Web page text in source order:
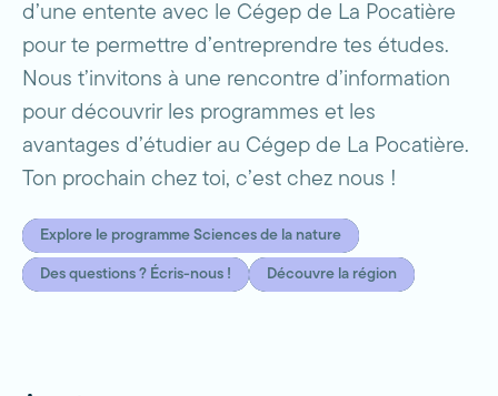
d’une entente avec le Cégep de La Pocatière
pour te permettre d’entreprendre tes études.
Nous t’invitons à une rencontre d’information
pour découvrir les programmes et les
avantages d’étudier au Cégep de La Pocatière.
Ton prochain chez toi, c’est chez nous !
Explore le programme Sciences de la nature
Des questions ? Écris-nous ! Découvre la région